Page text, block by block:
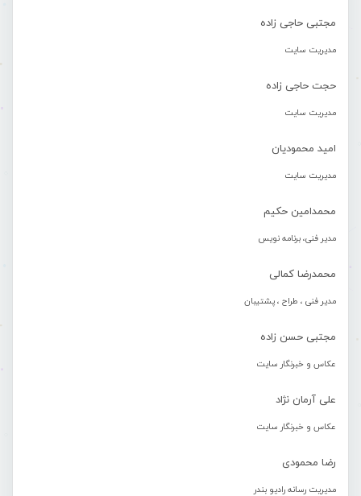
مجتبی حاجی زاده
مدیریت سایت
حجت حاجی زاده
مدیریت سایت
امید محمودیان
مدیریت سایت
محمدامین حکیم
مدیر فنی، برنامه نویس
محمدرضا کمالی
مدیر فنی ، طراح ، پشتیبان
مجتبی حسن زاده
عکاس و خبرنگار سایت
علی آرمان نژاد
عکاس و خبرنگار سایت
رضا محمودی
مدیریت رسانه رادیو بندر